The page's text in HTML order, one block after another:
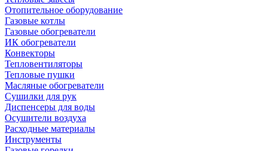
Отопительное оборудование
Газовые котлы
Газовые обогреватели
ИК обогреватели
Конвекторы
Тепловентиляторы
Тепловые пушки
Масляные обогреватели
Сушилки для рук
Диспенсеры для воды
Осушители воздуха
Расходные материалы
Инструменты